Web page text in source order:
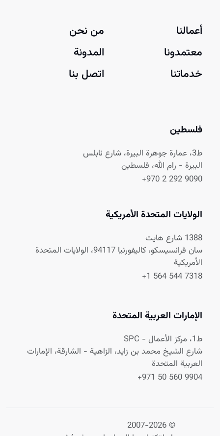
أعمالنا
معتمدونا
خدماتنا
من نحن
المدونة
اتصل بنا
فلسطين
ط3، عمارة جوهرة البيرة، شارع نابلس
البيرة - رام الله، فلسطين
+970 2 292 9090
الولايات المتحدة الأمريكية
1388 شارع هايت
سان فرانسيسكو، كاليفورنيا 94117، الولايات المتحدة
الأمريكية
+1 564 544 7318
الإمارات العربية المتحدة
ط1، مركز الأعمال - SPC
شارع الشيخ محمد بن زايد، الزاهية - الشارقة، الإمارات
العربية المتحدة
+971 50 560 9904
© 2007-2026